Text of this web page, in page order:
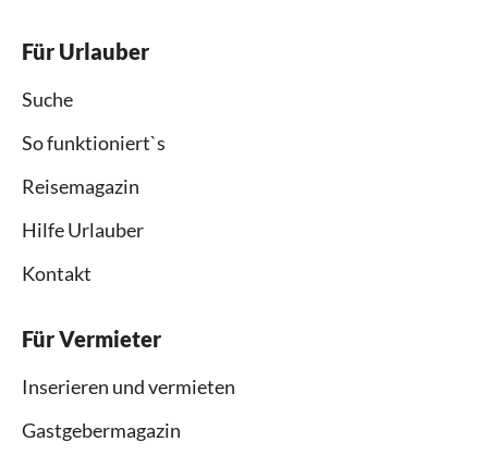
Für Urlauber
Suche
So funktioniert`s
Reisemagazin
Hilfe Urlauber
Kontakt
Für Vermieter
Inserieren und vermieten
Gastgebermagazin